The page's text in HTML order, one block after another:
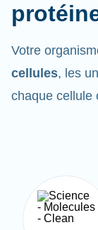
Votre
cellules, les
chaque cellule